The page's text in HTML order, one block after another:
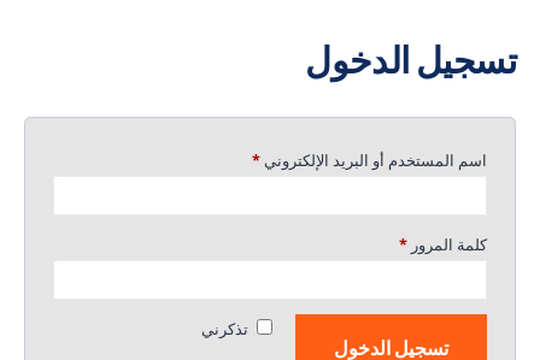
تسجيل الدخول
اسم المستخدم أو البريد الإلكتروني *
كلمة المرور *
تذكرني
تسجيل الدخول